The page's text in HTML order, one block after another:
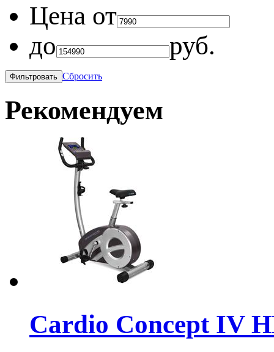
Цена от
до
руб.
Сбросить
Рекомендуем
Cardio Concept IV